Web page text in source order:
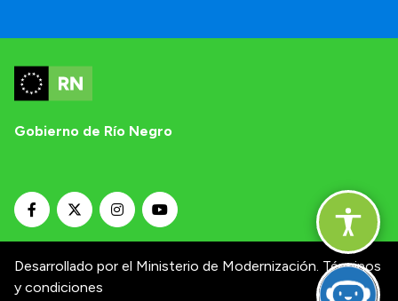
Gobierno de Río Negro
Desarrollado por el Ministerio de Modernización. Términos
y condiciones